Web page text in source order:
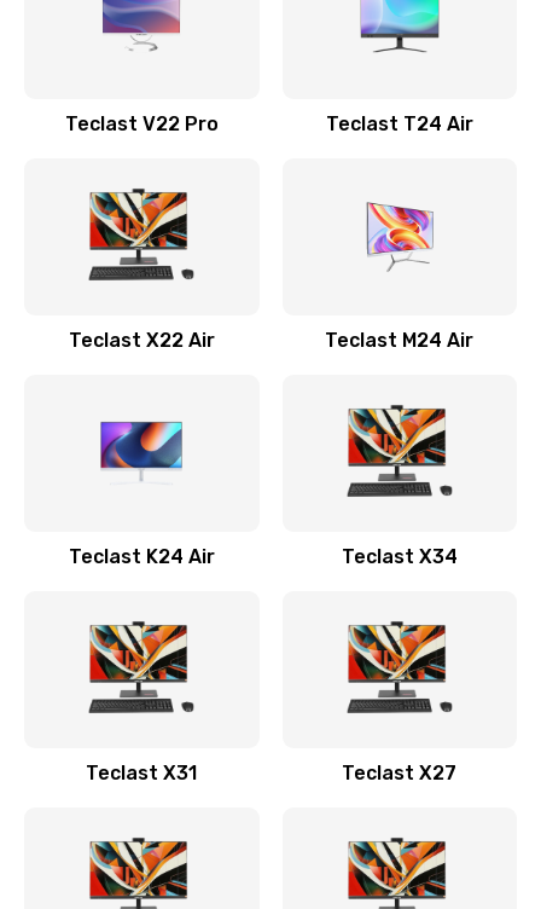
Teclast V22 Pro Teclast T24 Air
Teclast X22 Air Teclast M24 Air
Teclast K24 Air Teclast X34
Teclast X31 Teclast X27